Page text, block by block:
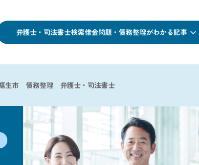
弁護士・司法書士検索借金問題・債務整理がわかる記事
生市 債務整理 弁護士・司法書士